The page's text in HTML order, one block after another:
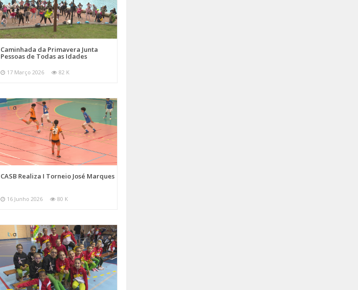
Caminhada da Primavera Junta
Pessoas de Todas as Idades
17 Março 2026 82 K
CASB Realiza I Torneio José Marques
16 Junho 2026 80 K